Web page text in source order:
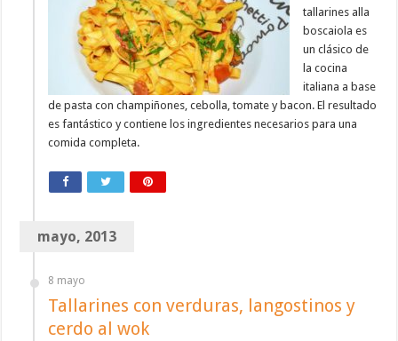
tallarines alla
boscaiola es
un clásico de
la cocina
italiana a base
de pasta con champiñones, cebolla, tomate y bacon. El resultado
es fantástico y contiene los ingredientes necesarios para una
comida completa.
mayo, 2013
8 mayo
Tallarines con verduras, langostinos y
cerdo al wok